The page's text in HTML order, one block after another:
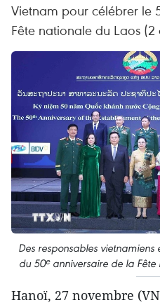
Vietnam pour célébrer le
Fête nationale du Laos
Des responsables
du 50ᵉ anniversaire de la
Hanoï, 27 novembre